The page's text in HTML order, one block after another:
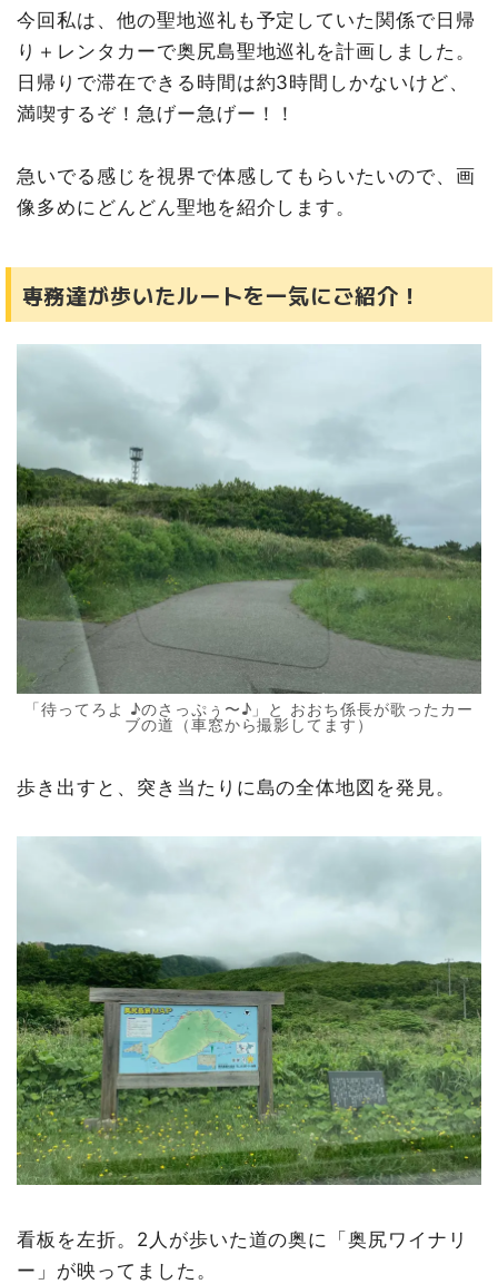
今回私は、他の聖地巡礼も予定していた関係で日帰
り＋レンタカーで奥尻島聖地巡礼を計画しました。
日帰りで滞在できる時間は約3時間しかないけど、
満喫するぞ！急げー急げー！！
急いでる感じを視界で体感してもらいたいので、画
像多めにどんどん聖地を紹介します。
専務達が歩いたルートを一気にご紹介！
「待ってろよ ♪のさっぷぅ〜♪」と おおち係長が歌ったカー
ブの道（車窓から撮影してます）
歩き出すと、突き当たりに島の全体地図を発見。
看板を左折。2人が歩いた道の奥に「奥尻ワイナリ
ー」が映ってました。